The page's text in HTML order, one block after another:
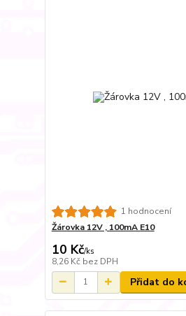
1 hodnocení
Žárovka 12V , 100mA E10
10 Kč/ks
8,26 Kč bez DPH
Přidat do